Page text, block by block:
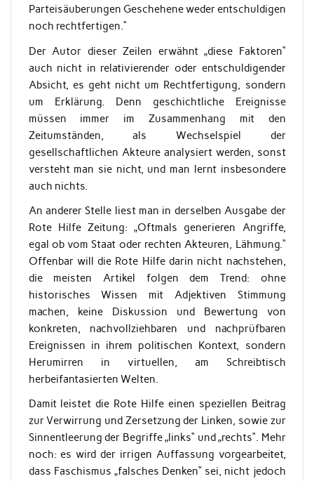
Parteisäuberungen Geschehene weder entschuldigen
noch rechtfertigen.“
Der Autor dieser Zeilen erwähnt „diese Faktoren“
auch nicht in relativierender oder entschuldigender
Absicht, es geht nicht um Rechtfertigung, sondern
um Erklärung. Denn geschichtliche Ereignisse
müssen immer im Zusammenhang mit den
Zeitumständen, als Wechselspiel der
gesellschaftlichen Akteure analysiert werden, sonst
versteht man sie nicht, und man lernt insbesondere
auch nichts.
An anderer Stelle liest man in derselben Ausgabe der
Rote Hilfe Zeitung: „Oftmals generieren Angriffe,
egal ob vom Staat oder rechten Akteuren, Lähmung.“
Offenbar will die Rote Hilfe darin nicht nachstehen,
die meisten Artikel folgen dem Trend: ohne
historisches Wissen mit Adjektiven Stimmung
machen, keine Diskussion und Bewertung von
konkreten, nachvollziehbaren und nachprüfbaren
Ereignissen in ihrem politischen Kontext, sondern
Herumirren in virtuellen, am Schreibtisch
herbeifantasierten Welten.
Damit leistet die Rote Hilfe einen speziellen Beitrag
zur Verwirrung und Zersetzung der Linken, sowie zur
Sinnentleerung der Begriffe „links“ und „rechts“. Mehr
noch: es wird der irrigen Auffassung vorgearbeitet,
dass Faschismus „falsches Denken“ sei, nicht jedoch